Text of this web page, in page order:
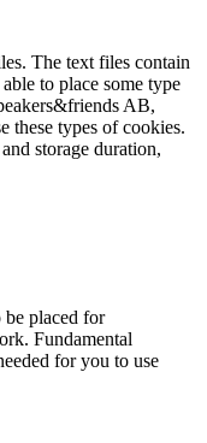
The text files contain
to place some type
AB,
these types of cookies.
storage duration,
be placed for
Fundamental
for you to use